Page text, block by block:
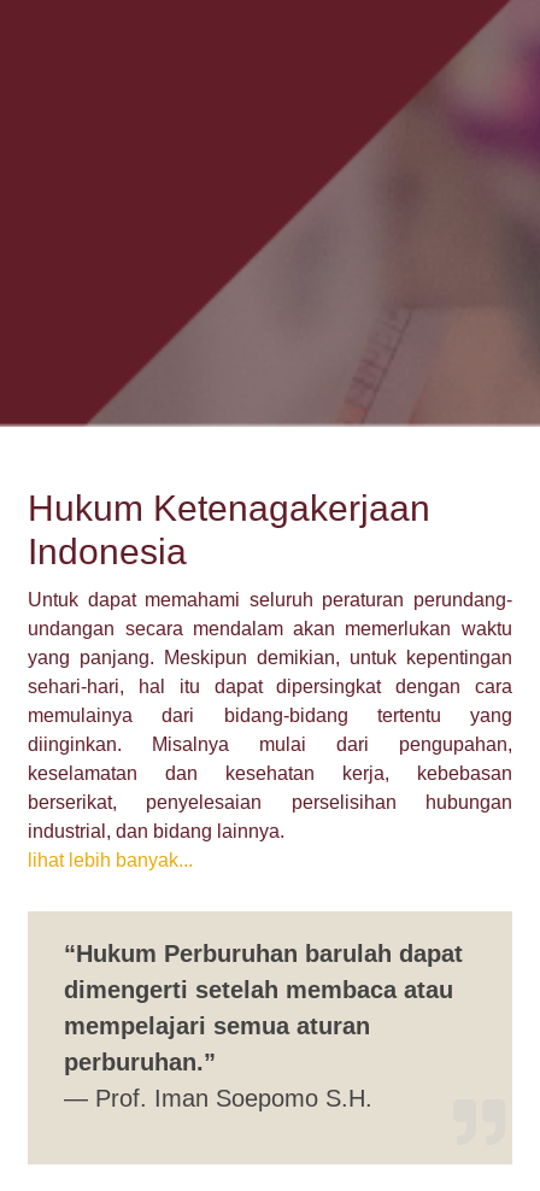
Hukum Ketenagakerjaan
Indonesia
Untuk dapat memahami seluruh peraturan perundang-
undangan secara mendalam akan memerlukan waktu
yang panjang. Meskipun demikian, untuk kepentingan
sehari-hari, hal itu dapat dipersingkat dengan cara
memulainya dari bidang-bidang tertentu yang
diinginkan. Misalnya mulai dari pengupahan,
keselamatan dan kesehatan kerja, kebebasan
berserikat, penyelesaian perselisihan hubungan
industrial, dan bidang lainnya.
lihat lebih banyak...
“Hukum Perburuhan barulah dapat
dimengerti setelah membaca atau
mempelajari semua aturan
perburuhan.”
— Prof. Iman Soepomo S.H.